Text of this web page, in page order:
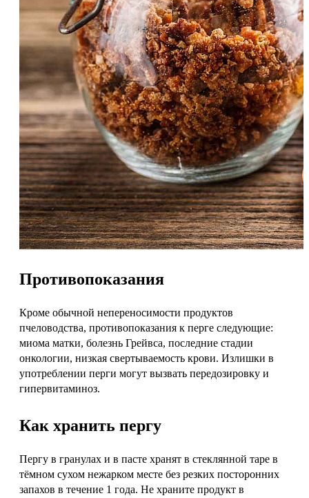
Противопоказания
Кроме обычной непереносимости продуктов
пчеловодства, противопоказания к перге следующие:
миома матки, болезнь Грейвса, последние стадии
онкологии, низкая свертываемость крови. Излишки в
употреблении перги могут вызвать передозировку и
гипервитаминоз.
Как хранить пергу
Пергу в гранулах и в пасте хранят в стеклянной таре в
тёмном сухом нежарком месте без резких посторонних
запахов в течение 1 года. Не храните продукт в